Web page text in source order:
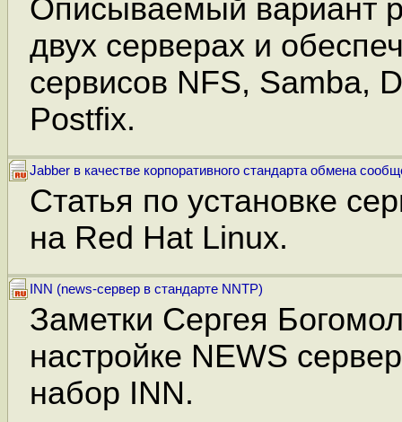
Описываемый вариант
двух серверах и
сервисов NFS, Samba,
Postfix.
Jabber в качестве корпоративного стандарта обмена
Статья по установке
на Red Hat Linux.
INN (news-сервер в стандарте NNTP)
Заметки Сергея
настройке NEWS
набор INN.